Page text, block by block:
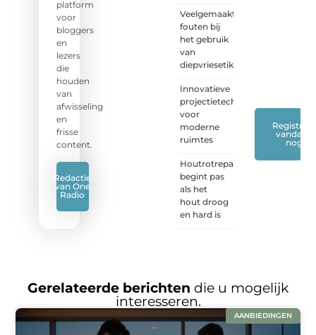
platform
voor
bloggers
en
lezers
die
houden
van
afwisseling
en
frisse
content.
Redactie
van One
Radio
Veelgemaakte
fouten bij
het gebruik
van
diepvriesetiketten
Innovatieve
projectietechnieken
voor
moderne
ruimtes
Houtrotreparatie
begint pas
als het
hout droog
en hard is
Registreer
vandaag
nog
Gerelateerde berichten die u mogelijk
interesseren.
AANBIEDINGEN